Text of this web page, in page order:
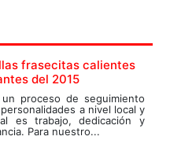
frasecitas calientes
del 2015
un proceso de seguimiento
a nivel local y
es trabajo, dedicación y
Para nuestro...